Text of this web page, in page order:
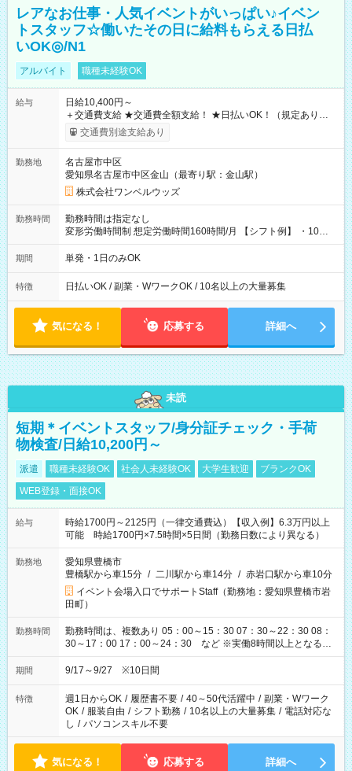
レアなお仕事・人気イベントがいっぱい♪イベン
トスタッフ☆働いたその日に給料もらえる日払
いOK◎/N1
アルバイト 職種未経験OK
給与
日給10,400円～
＋交通費支給 ★交通費全額支給！ ★日払いOK！（規定あり） ┗
働いたその日に現金GET♪ お仕事後はコンビニATMから 日払
交通費別途支給あり
勤務地
名古屋市中区
愛知県名古屋市中区金山（最寄り駅：金山駅）
株式会社ワンベルウッズ
勤務時間
勤務時間は指定なし
変形労働時間制 想定労働時間160時間/月 【シフト例】 ・10：
00～20：00
期間 単発・1日のみOK
特徴 日払いOK / 副業・WワークOK / 10名以上の大量募集
気になる！ 応募する 詳細へ
未読
短期＊イベントスタッフ/身分証チェック・手荷
物検査/日給10,200円～
派遣 職種未経験OK 社会人未経験OK 大学生歓迎
ブランクOK
WEB登録・面接OK
給与
時給1700円～2125円（一律交通費込）【収入例】6.3万円以上
可能 時給1700円×7.5時間×5日間（勤務日数により異なる）
勤務地
愛知県豊橋市
豊橋駅から車15分 / 二川駅から車14分 / 赤岩口駅から車10分
イベント会場入口でサポートStaff（勤務地：愛知県豊橋市岩
田町）
勤務時間
勤務時間は、複数あり 05：00～15：30 07：30～22：30 08：
30～17：00 17：00～24：30 など ※実働8時間以上となる勤
務もあります。 【休憩】60分+他休憩あり 交替で取得します。
安全面に配慮しこまめな休憩があります。
期間 9/17～9/27 ※10日間
特徴 週1日からOK / 履歴書不要 / 40～50代活躍中 / 副業・Wワーク
OK / 服装自由 / シフト勤務 / 10名以上の大量募集 / 電話対応な
し / パソコンスキル不要
気になる！ 応募する 詳細へ